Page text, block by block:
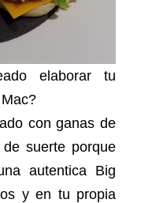
elaborar tu
con ganas de
suerte porque
autentica Big
y en tu propia